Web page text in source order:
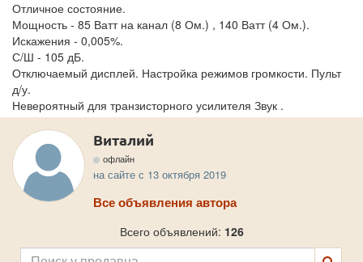
Отличное состояние.
Мощность - 85 Ватт на канал (8 Ом.) , 140 Ватт (4 Ом.).
Искажения - 0,005%.
С/Ш - 105 дБ.
Отключаемый дисплей. Настройка режимов громкости. Пульт
д/у.
Невероятный для транзисторного усилителя Звук .
Виталий
офлайн
на сайте с 13 октября 2019
Все объявления автора
Всего объявлений: 126